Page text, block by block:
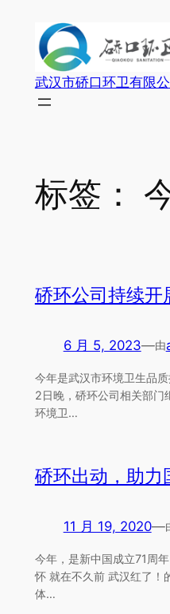
武汉市硚口环卫有限公
标签：
硚环公司持续开
6 月 5, 2023—由
今年是武汉市环境卫生品
2日晚，硚环公司相关部门
环境卫…
硚环出动，助力
11 月 19, 2020—
今年，是新中国成立71周
怀 就在不久前 武汉红了！
体…